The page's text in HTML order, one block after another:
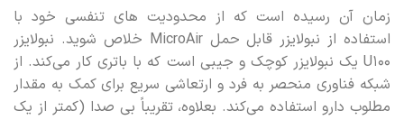
زمان آن رسیده است که از محدودیت های تنفسی خود با
استفاده از نبولایزر قابل حمل MicroAir خلاص شوید. نبولایزر
U100 یک نبولایزر کوچک و جیبی است که با باتری کار می‌کند. از
شبکه فناوری منحصر به فرد و ارتعاشی سریع برای کمک به مقدار
مطلوب دارو استفاده می‌کند. بعلاوه، تقریباً بی صدا (کمتر از یک